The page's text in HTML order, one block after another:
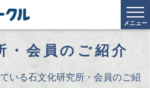
メニュー
・会員のご紹介
いる石文化研究所・会員のご紹